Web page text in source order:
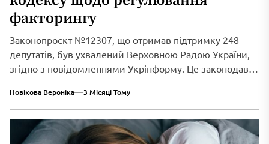
факторингу
Законопроєкт №12307, що отримав підтримку 248
депутатів, був ухвалений Верховною Радою України,
згідно з повідомленнями Укрінформу. Це законодавче
Новікова Вероніка 3 Місяці Тому